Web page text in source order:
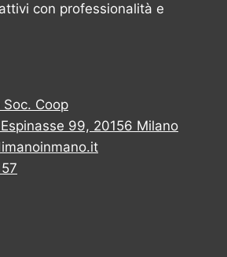
con professionalità e
Coop
99, 20156 Milano